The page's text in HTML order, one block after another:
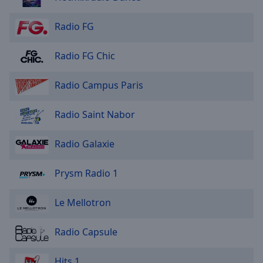
NRJ Les hits N1
NRJ Flashback
NRJ DJ Bens
NRJ 10 000 Hits
NRJ 500 Hits de L'ete
NRJ Latino 2025
NRJ Electro Chill
NRJ Dance 2025
NRJ Urban Hits 25
NRJ Classic Hits
Radio FG
Radio FG Chic
Radio Campus Paris
Radio Saint Nabor
Radio Galaxie
Prysm Radio 1
Le Mellotron
Radio Capsule